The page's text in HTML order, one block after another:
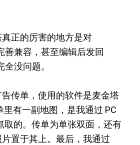
正的厉害的地方是对
善兼容，甚至编辑后发回
没问题。
传单，使用的软件是麦金塔
里有一副地图，是我通过 PC
取的。传单为单张双面，还有
置于其上。最后，我通过